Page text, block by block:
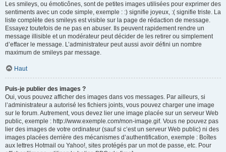
Les smileys, ou émoticônes, sont de petites images utilisées pour exprimer des
sentiments avec un code simple, exemple : :) signifie joyeux, :( signifie triste. La
liste complète des smileys est visible sur la page de rédaction de message.
Essayez toutefois de ne pas en abuser. Ils peuvent rapidement rendre un
message illisible et un modérateur peut décider de les retirer ou simplement
d’effacer le message. L’administrateur peut aussi avoir défini un nombre
maximum de smileys par message.
Haut
Puis-je publier des images ?
Oui, vous pouvez afficher des images dans vos messages. Par ailleurs, si
l’administrateur a autorisé les fichiers joints, vous pouvez charger une image
sur le forum. Autrement, vous devez lier une image placée sur un serveur Web
public, exemple : http://www.exemple.com/mon-image.gif. Vous ne pouvez pas
lier des images de votre ordinateur (sauf si c’est un serveur Web public) ni des
images placées derrière des mécanismes d’authentification, exemple : Boîtes
aux lettres Hotmail ou Yahoo!, sites protégés par un mot de passe, etc. Pour